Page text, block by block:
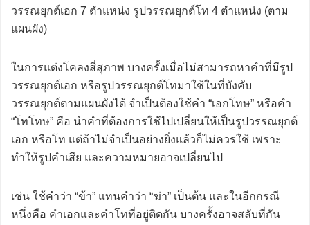
วรรณยุกต์เอก 7 ตำแหน่ง รูปวรรณยุกต์โท 4 ตำแหน่ง (ตาม
แผนผัง)
ในการแต่งโคลงสี่สุภาพ บางครั้งเมื่อไม่สามารถหาคำที่มีรูป
วรรณยุกต์เอก หรือรูปวรรณยุกต์โทมาใช้ในที่บังคับ
วรรณยุกต์ตามแผนผังได้ จำเป็นต้องใช้คำ “เอกโทษ” หรือคำ
“โทโทษ” คือ นำคำที่ต้องการใช้ไปเปลี่ยนให้เป็นรูปวรรณยุกต์
เอก หรือโท แต่ถ้าไม่จำเป็นอย่างยิ่งแล้วก็ไม่ควรใช้ เพราะ
ทำให้รูปคำเสีย และความหมายอาจเปลี่ยนไป
เช่น ใช้คำว่า “ข้า” แทนคำว่า “ฆ่า” เป็นต้น และในอีกกรณี
หนึ่งคือ คำเอกและคำโทที่อยู่ติดกัน บางครั้งอาจสลับที่กัน